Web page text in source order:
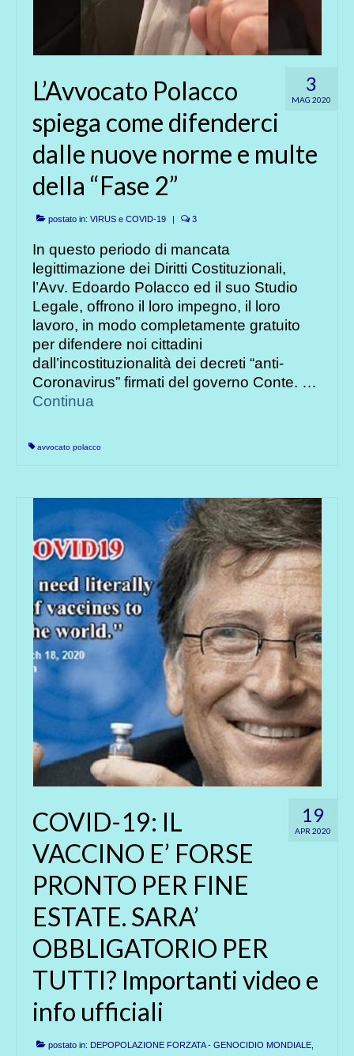
3
MAG 2020
L’Avvocato Polacco
spiega come difenderci
dalle nuove norme e multe
della “Fase 2”
postato in: VIRUS e COVID-19 | 3
In questo periodo di mancata
legittimazione dei Diritti Costituzionali,
l’Avv. Edoardo Polacco ed il suo Studio
Legale, offrono il loro impegno, il loro
lavoro, in modo completamente gratuito
per difendere noi cittadini
dall’incostituzionalità dei decreti “anti-
Coronavirus” firmati del governo Conte. …
Continua
avvocato polacco
19
APR 2020
COVID-19: IL
VACCINO E’ FORSE
PRONTO PER FINE
ESTATE. SARA’
OBBLIGATORIO PER
TUTTI? Importanti video e
info ufficiali
postato in: DEPOPOLAZIONE FORZATA - GENOCIDIO MONDIALE